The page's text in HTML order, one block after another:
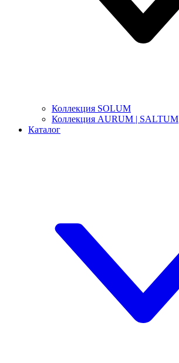
Коллекция SOLUM
Коллекция AURUM | SALTUM
Каталог